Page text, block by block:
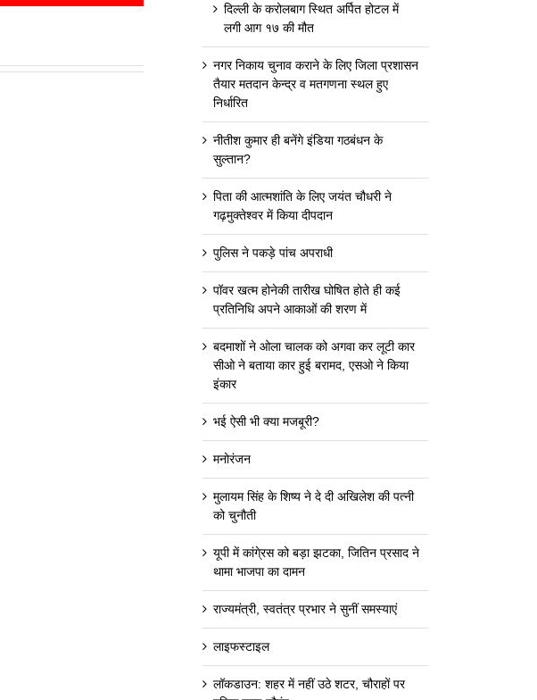
दिल्ली के करोलबाग स्थित अर्पित होटल में
लगी आग १७ की मौत
नगर निकाय चुनाव कराने के लिए जिला प्रशासन
तैयार मतदान केन्द्र व मतगणना स्थल हुए
निर्धारित
नीतीश कुमार ही बनेंगे इंडिया गठबंधन के
सुल्तान?
पिता की आत्मशांति के लिए जयंत चौधरी ने
गढ़मुक्तेश्वर में किया दीपदान
पुलिस ने पकड़े पांच अपराधी
पॉवर खत्म होनेकी तारीख घोषित होते ही कई
प्रतिनिधि अपने आकाओं की शरण में
बदमाशों ने ओला चालक को अगवा कर लूटी कार
सीओ ने बताया कार हुई बरामद, एसओ ने किया
इंकार
भई ऐसी भी क्या मजबूरी?
मनोरंजन
मुलायम सिंह के शिष्य ने दे दी अखिलेश की पत्नी
को चुनौती
यूपी में कांगे्रस को बड़ा झटका, जितिन प्रसाद ने
थामा भाजपा का दामन
राज्यमंत्री, स्वतंत्र प्रभार ने सुनीं समस्याएं
लाइफस्टाइल
लॉकडाउन: शहर में नहीं उठे शटर, चौराहों पर